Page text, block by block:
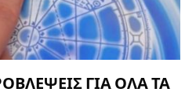
ΓΙΑ ΟΛΑ ΤΑ